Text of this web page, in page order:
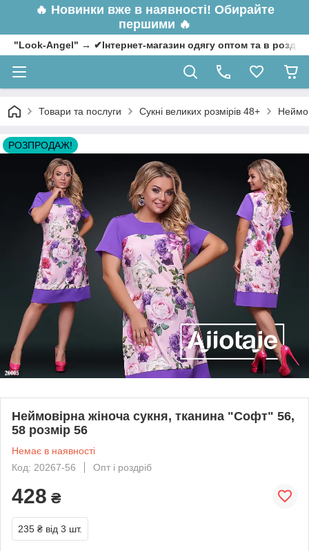
🔥 Новинки вже в наявності! Обирайте
першими 🔥
"Look-Angel" → ✔Інтернет-магазин одягу оптом та в
Товари та послуги Сукні великих розмірів 48+
РОЗПРОДАЖ!
Неймовірна жіноча сукня, тканина "Софт" 56,
58 розмір 56
Немає в наявності
Код: 20267-56
Опт і роздріб
428 ₴
235 ₴ від 3 шт.